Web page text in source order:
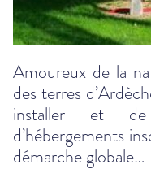
Amoureux de la
des terres
installer et
d’hébergements
démarche globale…